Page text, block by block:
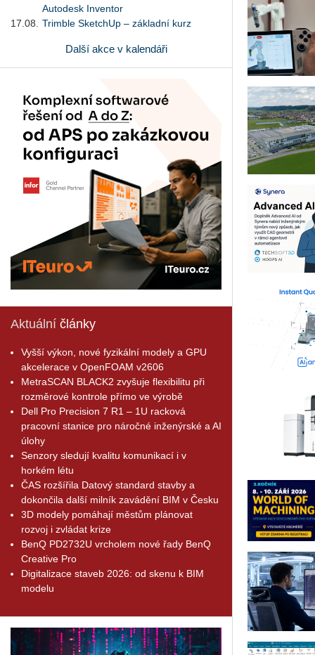
Autodesk Inventor
17.08.
Trimble SketchUp – základní kurz
Další akce v kalendáři
Aktuální články
Vyšší výkon, nové fyzikální modely a GPU
akcelerace v OpenFOAM v2606
MetraSCAN BLACK2 zvyšuje flexibilitu při
rozměrové kontrole přímo ve výrobě
Dell Pro Precision 7 R1 – 1U racková
pracovní stanice pro náročné inženýrské a AI
úlohy
Senzory sledují kvalitu komunikací i v
horkém létu
ČAS rozšířila Datový standard stavby a
dokončila další milník zavádění BIM v Česku
3D modely pomáhají městům plánovat
rozvoj i zvládat krize
BenQ PD2732U vrcholem nové řady BenQ
Creative Pro
Digitalizace staveb 2026: od skenu k BIM
modelu